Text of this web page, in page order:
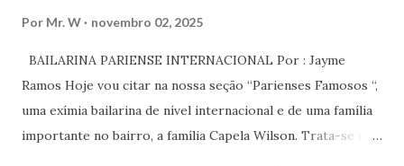
Por Mr. W novembro 02, 2025
BAILARINA PARIENSE INTERNACIONAL Por : Jayme
Ramos Hoje vou citar na nossa seção “Parienses Famosos “,
uma exímia bailarina de nível internacional e de uma família
importante no bairro, a família Capela Wilson. Trata-se da